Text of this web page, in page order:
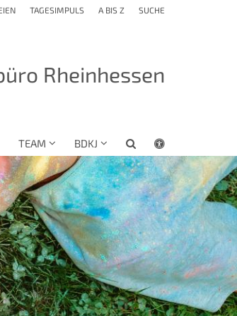
TAGESIMPULS A BIS Z SUCHE
Rheinhessen
TEAM BDKJ